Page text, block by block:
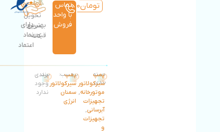
بهترین
قیمت
تحویل
سریع
کالا
دارای
نماد
اعتماد
تومان13,028,500
تماس
با واحد
فروش
دسته
بندی:
پمپ
سیرکولاتور
موتورخانه,
تجهیزات
آبرسانی,
تجهیزات
و
برچسب:
پمپ
سیرکولاتور
سمنان
انرژی
برند:
برندی
وجود
ندارد